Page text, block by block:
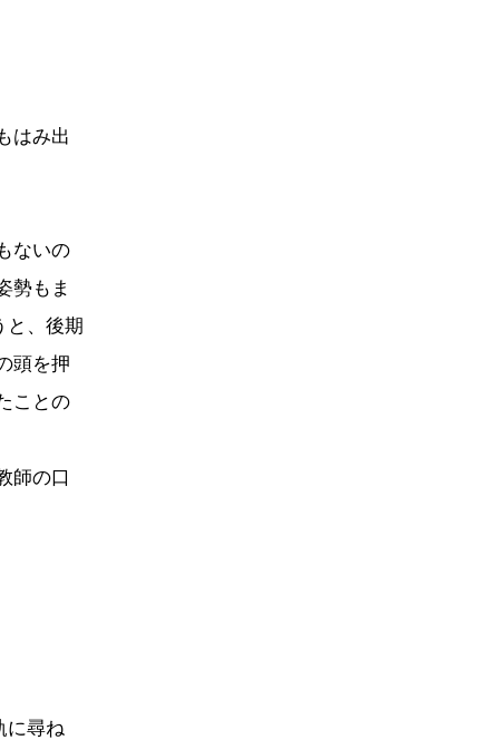
はみ出
ないの
勢もま
と、後期
頭を押
ことの
師の口
に尋ね